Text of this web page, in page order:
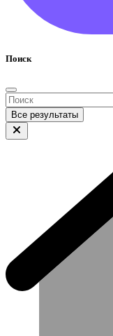
Поиск
Все результаты